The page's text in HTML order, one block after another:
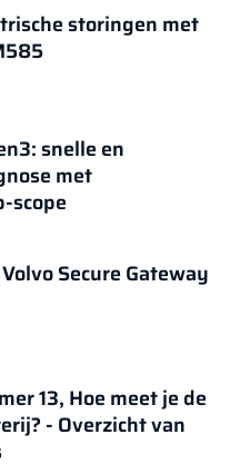
storingen met
snelle en
met
scope
Secure Gateway
13, Hoe meet je de
- Overzicht van